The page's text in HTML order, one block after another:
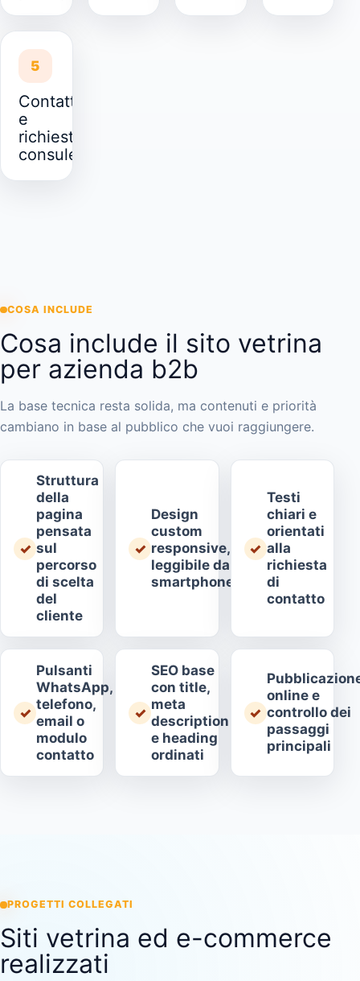
5
Contatti
e
richiesta
consulenza
COSA INCLUDE
Cosa include il sito vetrina
per azienda b2b
La base tecnica resta solida, ma contenuti e priorità
cambiano in base al pubblico che vuoi raggiungere.
✓
Struttura
della
pagina
pensata
sul
percorso
di scelta
del
cliente
✓
Design
custom
responsive,
leggibile da
smartphone
✓
Testi
chiari e
orientati
alla
richiesta
di
contatto
✓
Pulsanti
WhatsApp,
telefono,
email o
modulo
contatto
✓
SEO base
con title,
meta
description
e heading
ordinati
✓
online e
controllo dei
passaggi
principali
PROGETTI COLLEGATI
Siti vetrina ed e-commerce
realizzati